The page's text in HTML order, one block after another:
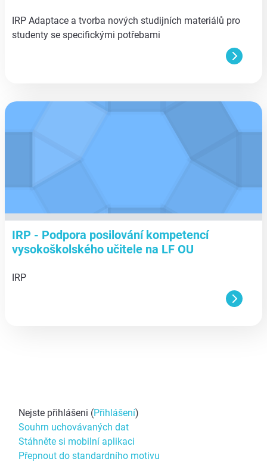
IRP Adaptace a tvorba nových studijních materiálů pro
studenty se specifickými potřebami
aa
IRP - Podpora posilování kompetencí
vysokoškolského učitele na LF OU
IRP
Nejste přihlášeni (Přihlášení)
Souhrn uchovávaných dat
Stáhněte si mobilní aplikaci
Přepnout do standardního motivu